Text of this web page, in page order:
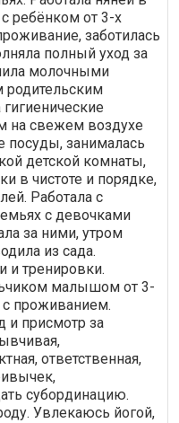
ребёнком от 3-х
заботилась
полный уход за
молочными
родительским
на свежем воздухе
посуды, занималась
детской комнаты,
в чистоте и порядке,
Работала с
с девочками
за ними, утром
из сада.
и тренировки.
малышом от 3-
проживанием.
и присмотр за
ответственная,
субординацию.
Увлекаюсь йогой,